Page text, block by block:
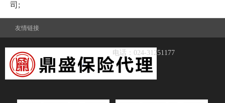
司;
友情链接
电话：024-31251177